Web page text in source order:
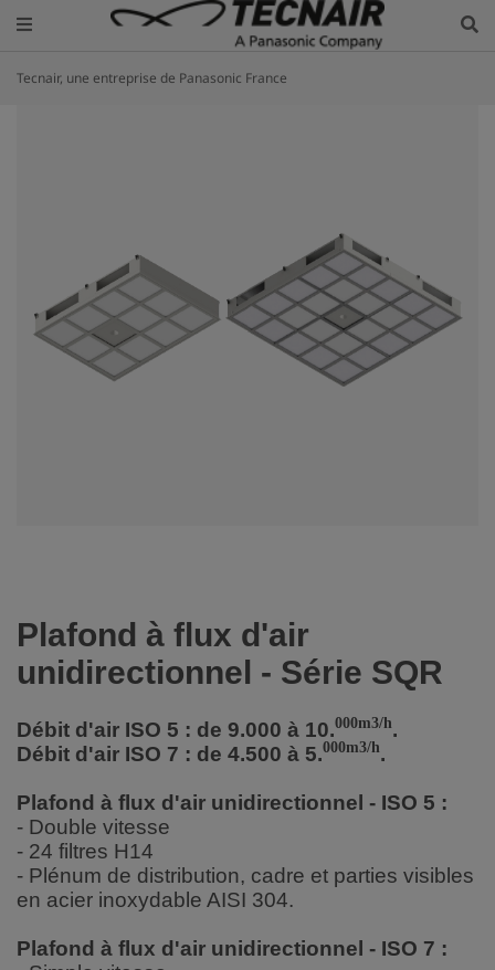
Tecnair, une entreprise de Panasonic France
Plafond à flux d'air
unidirectionnel - Série SQR
Débit d'air ISO 5 : de 9.000 à 10.000m3/h.
Débit d'air ISO 7 : de 4.500 à 5.000m3/h.
Plafond à flux d'air unidirectionnel - ISO 5 :
- Double vitesse
- 24 filtres H14
- Plénum de distribution, cadre et parties visibles
en acier inoxydable AISI 304.
Plafond à flux d'air unidirectionnel - ISO 7 :